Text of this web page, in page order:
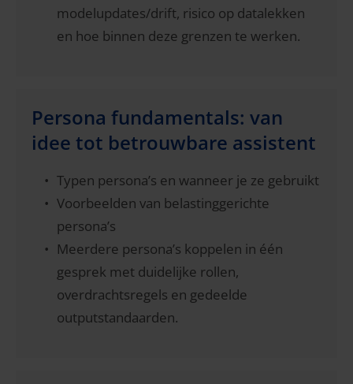
modelupdates/drift, risico op datalekken
en hoe binnen deze grenzen te werken.
Persona fundamentals: van
idee tot betrouwbare assistent
Typen persona’s en wanneer je ze gebruikt
Voorbeelden van belastinggerichte
persona’s
Meerdere persona’s koppelen in één
gesprek met duidelijke rollen,
overdrachtsregels en gedeelde
outputstandaarden.